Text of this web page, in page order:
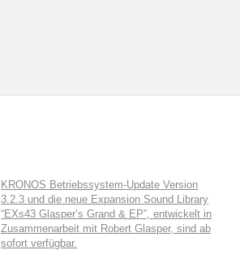
KRONOS Betriebssystem-Update Version
3.2.3 und die neue Expansion Sound Library
“EXs43 Glasper’s Grand & EP”, entwickelt in
Zusammenarbeit mit Robert Glasper, sind ab
sofort verfügbar.